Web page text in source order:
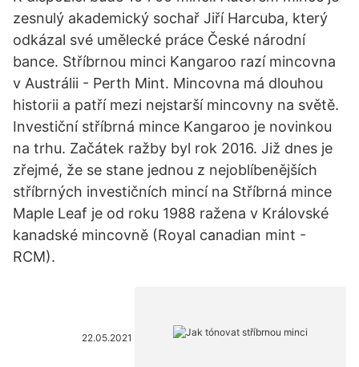
zesnulý akademický sochař Jiří Harcuba, který
odkázal své umělecké práce České národní
bance. Stříbrnou minci Kangaroo razí mincovna
v Austrálii - Perth Mint. Mincovna má dlouhou
historii a patří mezi nejstarší mincovny na světě.
Investiční stříbrná mince Kangaroo je novinkou
na trhu. Začátek ražby byl rok 2016. Již dnes je
zřejmé, že se stane jednou z nejoblíbenějších
stříbrných investičních mincí na Stříbrná mince
Maple Leaf je od roku 1988 ražena v Královské
kanadské mincovně (Royal canadian mint -
RCM).
22.05.2021